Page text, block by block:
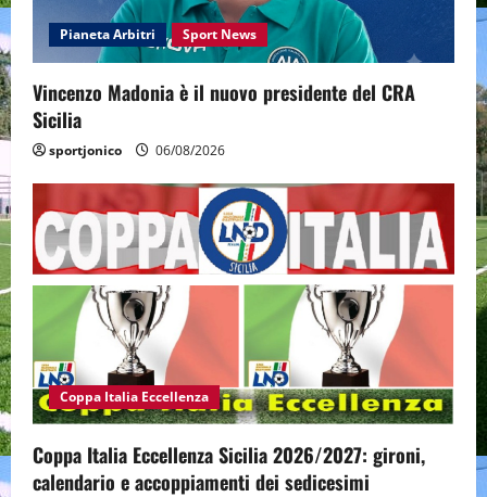
Pianeta Arbitri Sport News
Vincenzo Madonia è il nuovo presidente del CRA
Sicilia
sportjonico 06/08/2026
Coppa Italia Eccellenza
Coppa Italia Eccellenza Sicilia 2026/2027: gironi,
calendario e accoppiamenti dei sedicesimi